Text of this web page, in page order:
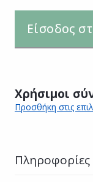
Είσοδος
Χρήσιμοι
Προσθήκη στις